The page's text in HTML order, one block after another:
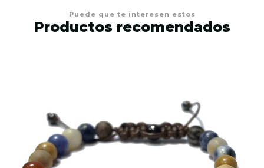
Puede que te interesen estos
Productos recomendados